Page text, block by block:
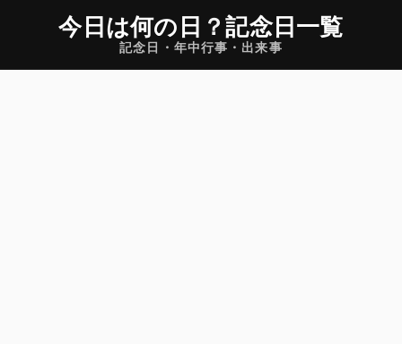
今日は何の日 ？記念日一覧
記念日・年中行事・出来事